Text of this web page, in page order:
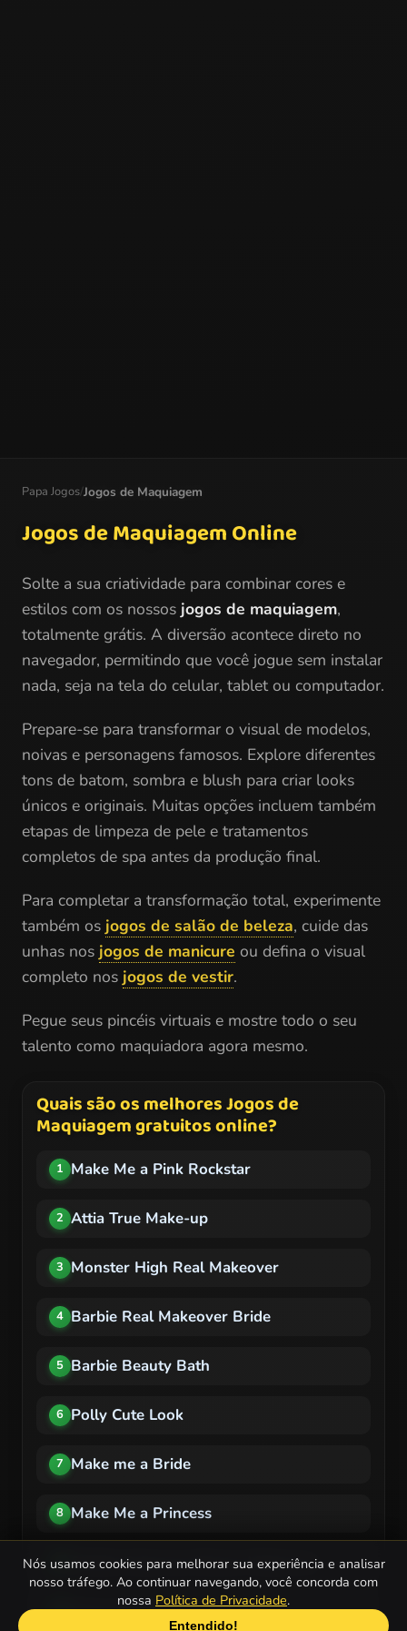
Papa Jogos/Jogos de Maquiagem
Jogos de Maquiagem Online
Solte a sua criatividade para combinar cores e
estilos com os nossos jogos de maquiagem,
totalmente grátis. A diversão acontece direto no
navegador, permitindo que você jogue sem instalar
nada, seja na tela do celular, tablet ou computador.
Prepare-se para transformar o visual de modelos,
noivas e personagens famosos. Explore diferentes
tons de batom, sombra e blush para criar looks
únicos e originais. Muitas opções incluem também
etapas de limpeza de pele e tratamentos
completos de spa antes da produção final.
Para completar a transformação total, experimente
também os jogos de salão de beleza, cuide das
unhas nos jogos de manicure ou defina o visual
completo nos jogos de vestir.
Pegue seus pincéis virtuais e mostre todo o seu
talento como maquiadora agora mesmo.
Quais são os melhores Jogos de
Maquiagem gratuitos online?
1 Make Me a Pink Rockstar
2 Attia True Make-up
3 Monster High Real Makeover
4 Barbie Real Makeover Bride
5 Barbie Beauty Bath
6 Polly Cute Look
7 Make me a Bride
8 Make Me a Princess
9 Skelita Calaveras Boney Makeover
10 Polly Pocket Facial Makeover
Nós usamos cookies para melhorar sua experiência e analisar
nosso tráfego. Ao continuar navegando, você concorda com
nossa Política de Privacidade.
Entendido!